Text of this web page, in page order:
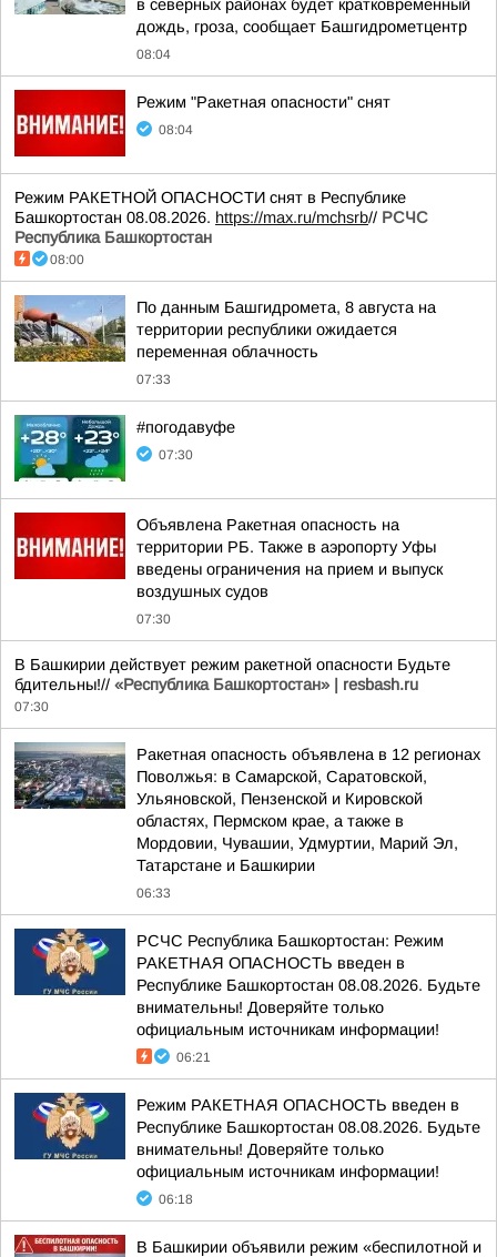
в северных районах будет кратковременный
дождь, гроза, сообщает Башгидрометцентр
08:04
Режим "Ракетная опасности" снят
08:04
Режим РАКЕТНОЙ ОПАСНОСТИ снят в Республике
Башкортостан 08.08.2026. https://max.ru/mchsrb// РСЧС
Республика Башкортостан
08:00
По данным Башгидромета, 8 августа на
территории республики ожидается
переменная облачность
07:33
#погодавуфе
07:30
Объявлена Ракетная опасность на
территории РБ. Также в аэропорту Уфы
введены ограничения на прием и выпуск
воздушных судов
07:30
В Башкирии действует режим ракетной опасности Будьте
бдительны!// «Республика Башкортостан» | resbash.ru
07:30
Ракетная опасность объявлена в 12 регионах
Поволжья: в Самарской, Саратовской,
Ульяновской, Пензенской и Кировской
областях, Пермском крае, а также в
Мордовии, Чувашии, Удмуртии, Марий Эл,
Татарстане и Башкирии
06:33
РСЧС Республика Башкортостан: Режим
РАКЕТНАЯ ОПАСНОСТЬ введен в
Республике Башкортостан 08.08.2026. Будьте
внимательны! Доверяйте только
официальным источникам информации!
06:21
Режим РАКЕТНАЯ ОПАСНОСТЬ введен в
Республике Башкортостан 08.08.2026. Будьте
внимательны! Доверяйте только
официальным источникам информации!
06:18
В Башкирии объявили режим «беспилотной и